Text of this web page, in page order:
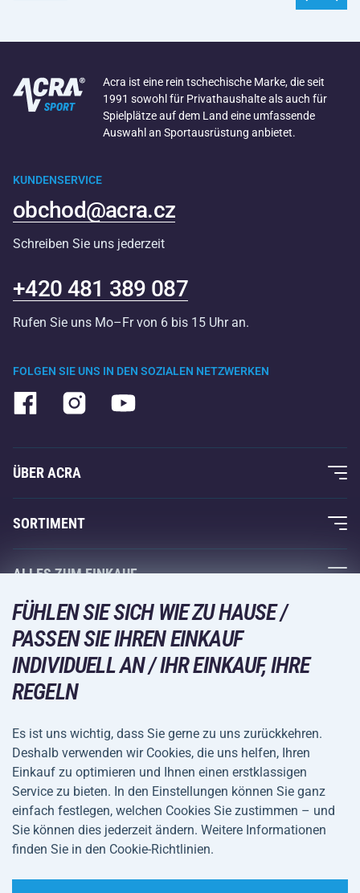
Acra ist eine rein tschechische Marke, die seit
1991 sowohl für Privathaushalte als auch für
Spielplätze auf dem Land eine umfassende
Auswahl an Sportausrüstung anbietet.
FOLGEN SIE UNS IN DEN SOZIALEN NETZWERKEN
KUNDENSERVICE
obchod@acra.cz
Schreiben Sie uns jederzeit
+420 481 389 087
Rufen Sie uns Mo–Fr von 6 bis 15 Uhr an.
ÜBER ACRA
Über uns
Acra-Garantie
Kontakte
Großhandel
Einkaufsratgeber
SORTIMENT
Fitness und Krafttraining
Racketsportarten
Wintersport
Freizeit und Unterhaltung
Camping und Wandern
Fahrräder und Roller
Ballsportarten
Wassersport
Sportbekleidung und Accessoires
ALLES ZUM EINKAUF
Acra-Garantie
Rückgabe und Reklamationen
VERSANDARTEN
ZAHLUNGSARTEN
Allgemeine
Geschäftsbedingungen
Datenschutz
Cookie-Einstellungen
FÜHLEN SIE SICH WIE ZU HAUSE /
PASSEN SIE IHREN EINKAUF
INDIVIDUELL AN / IHR EINKAUF, IHRE
REGELN
Es ist uns wichtig, dass Sie gerne zu uns zurückkehren.
Deshalb verwenden wir Cookies, die uns helfen, Ihren
Einkauf zu optimieren und Ihnen einen erstklassigen
Service zu bieten. In den Einstellungen können Sie ganz
einfach festlegen, welchen Cookies Sie zustimmen – und
Sie können dies jederzeit ändern. Weitere Informationen
finden Sie in den Cookie-Richtlinien.